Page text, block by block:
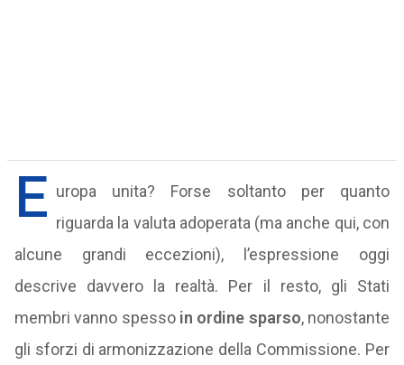
E uropa unita? Forse soltanto per quanto
riguarda la valuta adoperata (ma anche qui, con
alcune grandi eccezioni), l’espressione oggi
descrive davvero la realtà. Per il resto, gli Stati
membri vanno spesso in ordine sparso, nonostante
gli sforzi di armonizzazione della Commissione. Per